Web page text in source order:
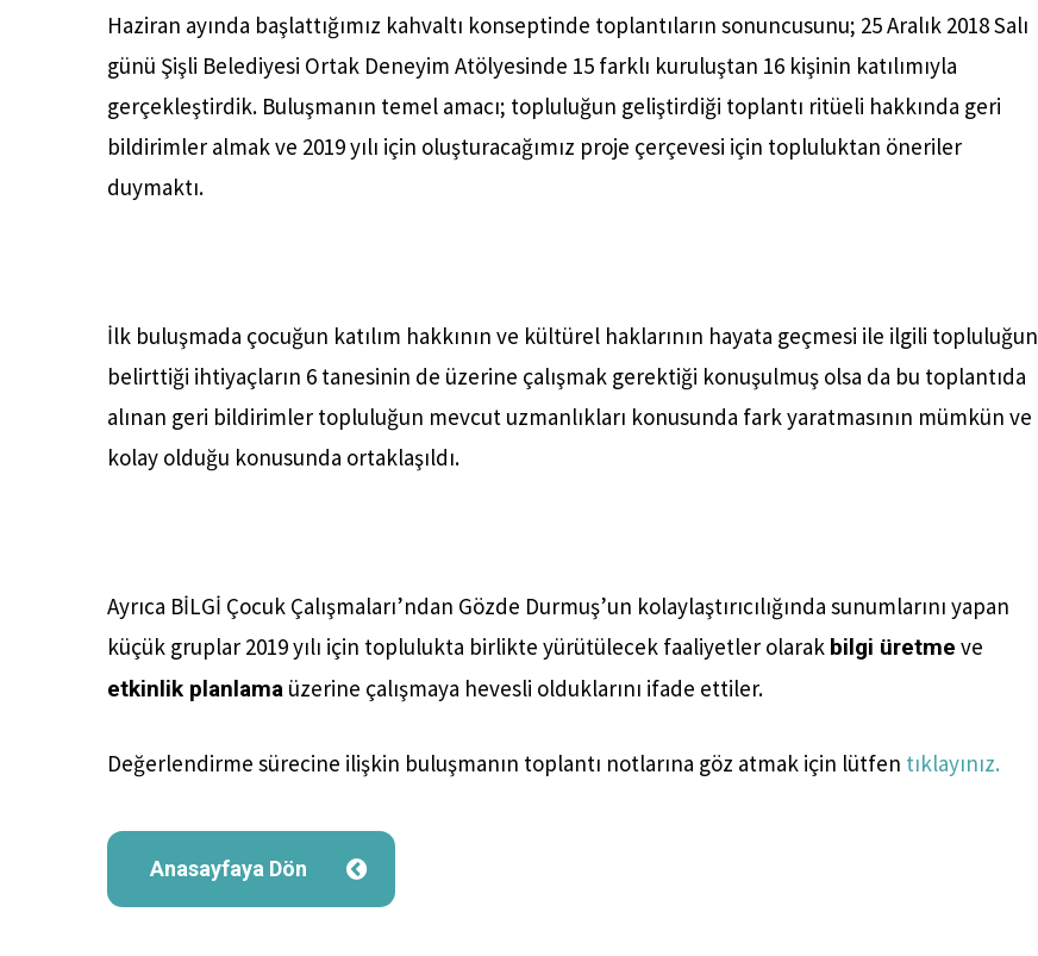
Haziran ayında başlattığımız kahvaltı konseptinde toplantıların sonuncusunu; 25 Aralık 2018 Salı
günü Şişli Belediyesi Ortak Deneyim Atölyesinde 15 farklı kuruluştan 16 kişinin katılımıyla
gerçekleştirdik. Buluşmanın temel amacı; topluluğun geliştirdiği toplantı ritüeli hakkında geri
bildirimler almak ve 2019 yılı için oluşturacağımız proje çerçevesi için topluluktan öneriler
duymaktı.
İlk buluşmada çocuğun katılım hakkının ve kültürel haklarının hayata geçmesi ile ilgili topluluğun
belirttiği ihtiyaçların 6 tanesinin de üzerine çalışmak gerektiği konuşulmuş olsa da bu toplantıda
alınan geri bildirimler topluluğun mevcut uzmanlıkları konusunda fark yaratmasının mümkün ve
kolay olduğu konusunda ortaklaşıldı.
Ayrıca BİLGİ Çocuk Çalışmaları’ndan Gözde Durmuş’un kolaylaştırıcılığında sunumlarını yapan
küçük gruplar 2019 yılı için toplulukta birlikte yürütülecek faaliyetler olarak bilgi üretme ve
etkinlik planlama üzerine çalışmaya hevesli olduklarını ifade ettiler.
Değerlendirme sürecine ilişkin buluşmanın toplantı notlarına göz atmak için lütfen tıklayınız.
Anasayfaya Dön